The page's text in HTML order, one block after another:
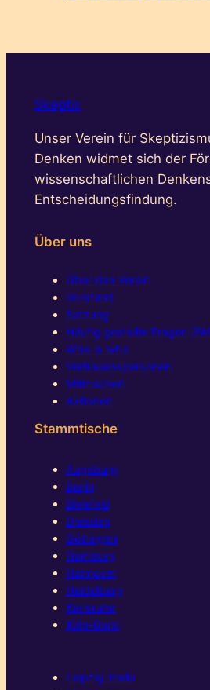
Skeptix
Unser Verein für
Denken widmet sich der
wissenschaftlichen
Entscheidungsfindung.
Über uns
Über den Verein
Vorstand
Satzung
Häufig gestellte Fragen
Who is who
Vertrauenspersonen
Mitmachen
Aktionen
Stammtische
Augsburg
Berlin
Bielefeld
Dresden
Göttingen
Hamburg
Hannover
Heidelberg
Karlsruhe
Köln-Bonn
Leipzig-Halle